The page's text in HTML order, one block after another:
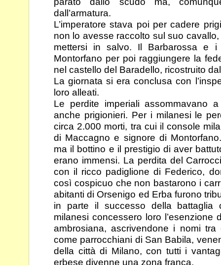
dall’armatura.
L’imperatore stava poi per cadere
non lo avesse raccolto sul suo
mettersi in salvo. Il Barbarossa e
Montorfano per poi raggiungere la
nel castello del Baradello, ricostruito
La giornata si era conclusa con
loro alleati.
Le perdite imperiali assommavano
anche prigionieri. Per i milanesi le
circa 2.000 morti, tra cui il console
di Maccagno e signore di
ma il bottino e il prestigio di aver
erano immensi. La perdita del
con il ricco padiglione di Federico,
così cospicuo che non bastarono i
abitanti di Orsenigo ed Erba furono
in parte il successo della battaglia
milanesi concessero loro l’esenzione
ambrosiana, ascrivendone i nomi
come parrocchiani di San Babila,
della città di Milano, con tutti i
erbese divenne una zona franca.